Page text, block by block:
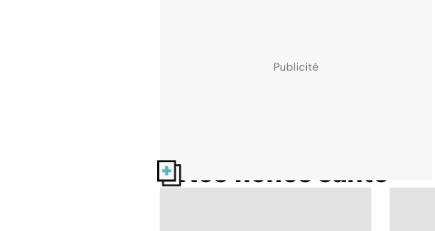
Nos fiches santé